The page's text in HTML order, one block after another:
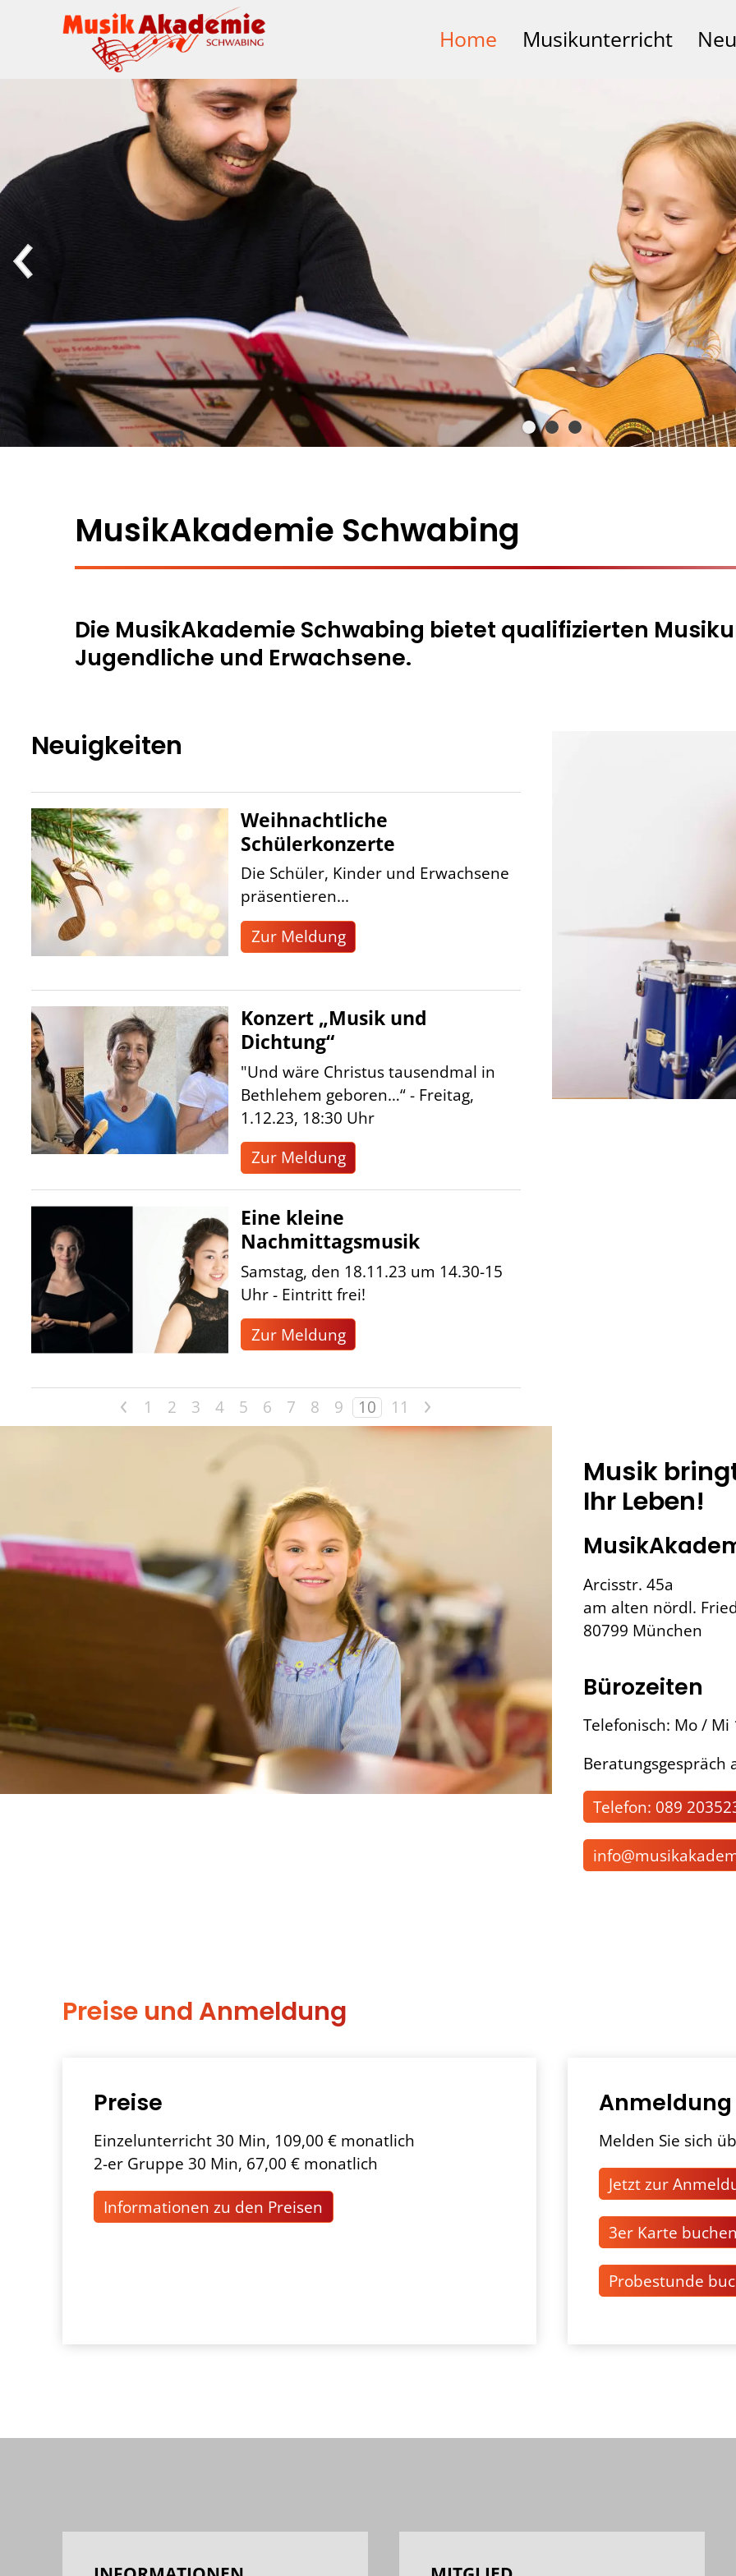
Home Musikunterricht
MusikAkademie Schwabing
Die MusikAkademie Schwabing bietet qualifizierten
Jugendliche und Erwachsene.
Neuigkeiten
Weihnachtliche
Schülerkonzerte
Die Schüler, Kinder und Erwachsene
präsentieren...
Zur Meldung
Konzert „Musik und
Dichtung“
"Und wäre Christus tausendmal in
Bethlehem geboren…“ - Freitag,
1.12.23, 18:30 Uhr
Zur Meldung
Eine kleine
Nachmittagsmusik
Samstag, den 18.11.23 um 14.30-15
Uhr - Eintritt frei!
Zur Meldung
< 1 2 3 4 5 6 7 8 9 10 11 >
Musik
Ihr Leben!
Arcisstr. 45a
am alten nördl.
80799 München
Bürozeiten
Telefonisch: Mo / Mi
Beratungsgespräch
Telefon: 089
nf m s k k d
Preise und Anmeldung
Preise
Einzelunterricht 30 Min, 109,00 € monatlich
2-er Gruppe 30 Min, 67,00 € monatlich
Informationen zu den Preisen
Anmeldung
Melden Sie sich
Jetzt zur
3er Karte buchen
Probestunde